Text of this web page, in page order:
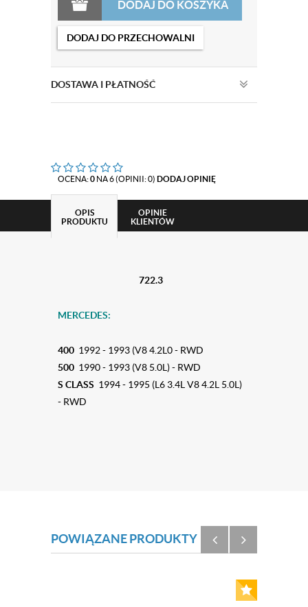
DODAJ DO KOSZYKA
DODAJ DO PRZECHOWALNI
DOSTAWA I PŁATNOŚĆ
OCENA:0 NA 6 (OPINII: 0) DODAJ OPINIĘ
OPIS
PRODUKTU
OPINIE
KLIENTÓW
722.3
MERCEDES:
400 1992 - 1993 (V8 4.2L0 - RWD
500 1990 - 1993 (V8 5.0L) - RWD
S CLASS 1994 - 1995 (L6 3.4L V8 4.2L 5.0L)
- RWD
POWIĄZANE PRODUKTY